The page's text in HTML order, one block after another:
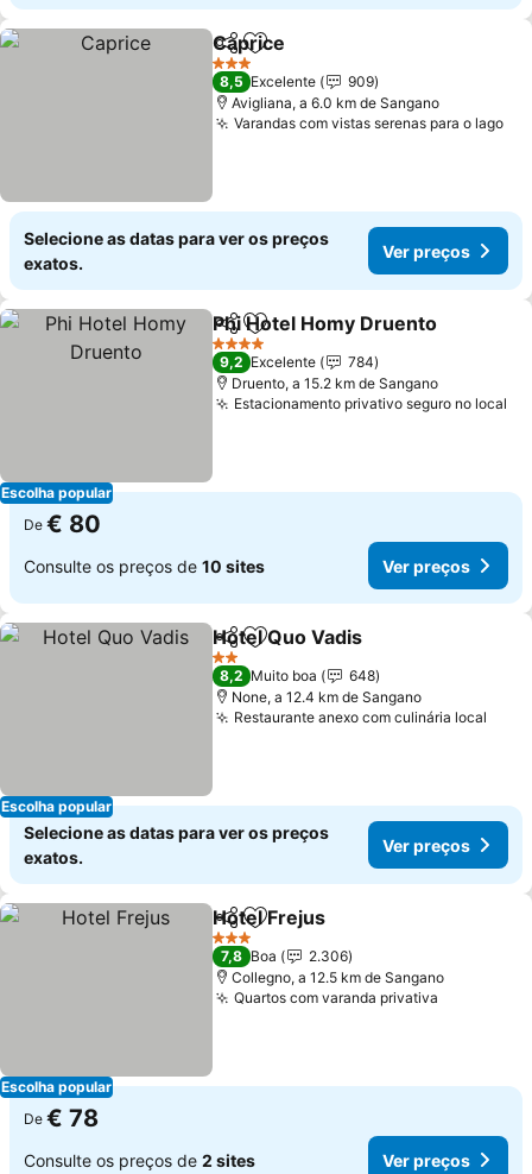
PartilharAdicionar aos favoritos
Caprice
3 Estrelas
8,5 Excelente
909
Avigliana, a 6.0 km de Sangano
Varandas com vistas serenas para o lago
Selecione as datas para ver os preços
exatos.
Ver preços
Escolha popular
PartilharAdicionar aos favoritos
Phi Hotel Homy Druento
4 Estrelas
9,2 Excelente
784
Druento, a 15.2 km de Sangano
Estacionamento privativo seguro no local
De € 80
Consulte os preços de 10 sites Ver preços
Escolha popular
PartilharAdicionar aos favoritos
Hotel Quo Vadis
2 Estrelas
8,2 Muito boa
648
None, a 12.4 km de Sangano
Restaurante anexo com culinária local
Selecione as datas para ver os preços
exatos.
Ver preços
Escolha popular
PartilharAdicionar aos favoritos
Hotel Frejus
3 Estrelas
7,8 Boa
2.306
Collegno, a 12.5 km de Sangano
Quartos com varanda privativa
De € 78
Consulte os preços de 2 sites Ver preços